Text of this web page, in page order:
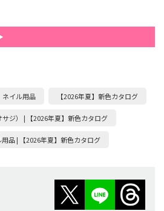
ネイル用品 【2026年夏】新色カタログ
サジ） | 【2026年夏】新色カタログ
用品 | 【2026年夏】新色カタログ